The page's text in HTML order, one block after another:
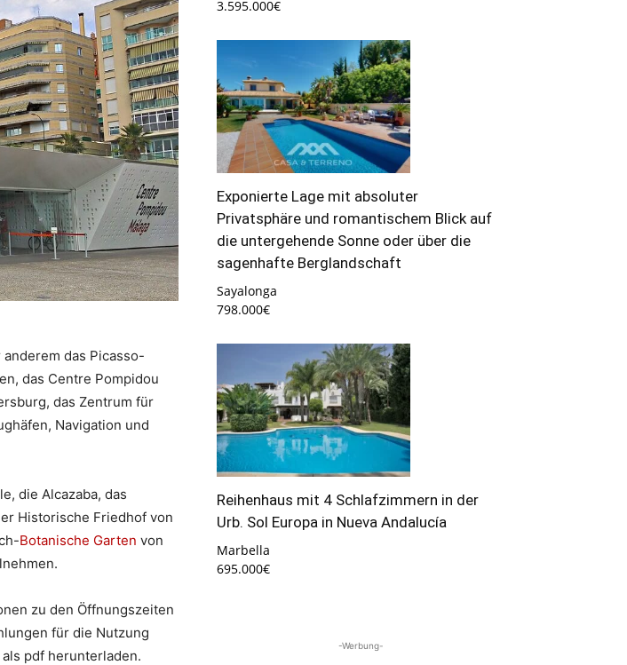
das Picasso-
das Centre Pompidou
das Zentrum für
Navigation und
die Alcazaba, das
Historische Friedhof von
Botanische Garten von
zu den Öffnungszeiten
für die Nutzung
pdf herunterladen.
3.595.000€
Exponierte Lage mit absoluter
Privatsphäre und romantischem Blick auf
die untergehende Sonne oder über die
sagenhafte Berglandschaft
Sayalonga
798.000€
Reihenhaus mit 4 Schlafzimmern in der
Urb. Sol Europa in Nueva Andalucía
Marbella
695.000€
-Werbung-